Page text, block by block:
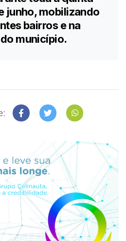
junho, mobilizando
bairros e na
município.